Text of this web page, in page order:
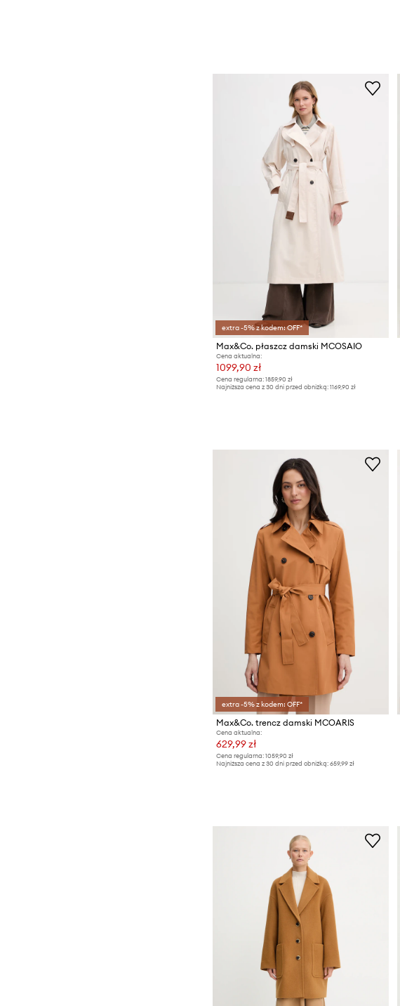
extra -5% z kodem: OFF*
Max&Co. płaszcz damski MCOSAIO
Cena aktualna:
1099,90 zł
Cena regularna: 1859,90 zł
Najniższa cena z 30 dni przed obniżką: 1169,90 zł
extra -5% z kodem: OFF*
Max&Co. trencz damski MCOARIS
Cena aktualna:
629,99 zł
Cena regularna: 1059,90 zł
Najniższa cena z 30 dni przed obniżką: 659,99 zł